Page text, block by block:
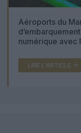
Aéroports du
numérique avec
LIRE L'ARTICLE